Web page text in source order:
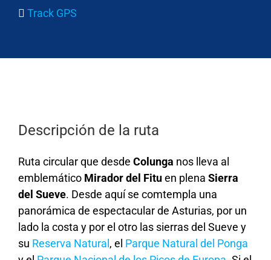
Track GPS
Descripción de la ruta
Ruta circular que desde Colunga nos lleva al
emblemático Mirador del Fituen plena Sierra
del Sueve. Desde aquí se comtempla una
panorámica de espectacular de Asturias, por un
lado la costa y por el otro las sierras del Sueve y
su Reserva Natural, el Parque Natural del Ponga